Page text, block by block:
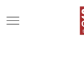
direct